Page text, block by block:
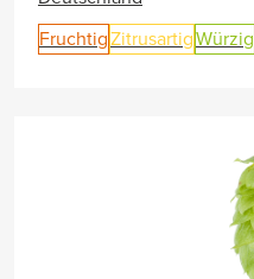
FruchtigZitrusartigWürzig